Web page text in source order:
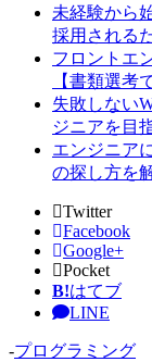
未経験から
採用される
フロントエ
【書類選考
失敗しない
ジニアを目
エンジニア
の探し方を
Twitter
Facebook
Google+
Pocket
B!はてブ
LINE
-プログラミング